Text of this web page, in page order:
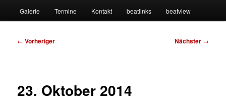
Galerie Termine Kontakt beatlinks beatview
Beitragsnavigation
← Vorheriger Nächster →
23. Oktober 2014